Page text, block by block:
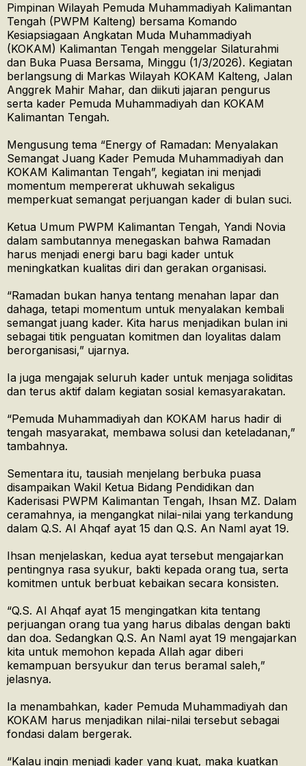
Pimpinan Wilayah Pemuda Muhammadiyah Kalimantan
Tengah (PWPM Kalteng) bersama Komando
Kesiapsiagaan Angkatan Muda Muhammadiyah
(KOKAM) Kalimantan Tengah menggelar Silaturahmi
dan Buka Puasa Bersama, Minggu (1/3/2026). Kegiatan
berlangsung di Markas Wilayah KOKAM Kalteng, Jalan
Anggrek Mahir Mahar, dan diikuti jajaran pengurus
serta kader Pemuda Muhammadiyah dan KOKAM
Kalimantan Tengah.
Mengusung tema “Energy of Ramadan: Menyalakan
Semangat Juang Kader Pemuda Muhammadiyah dan
KOKAM Kalimantan Tengah”, kegiatan ini menjadi
momentum mempererat ukhuwah sekaligus
memperkuat semangat perjuangan kader di bulan suci.
Ketua Umum PWPM Kalimantan Tengah, Yandi Novia
dalam sambutannya menegaskan bahwa Ramadan
harus menjadi energi baru bagi kader untuk
meningkatkan kualitas diri dan gerakan organisasi.
“Ramadan bukan hanya tentang menahan lapar dan
dahaga, tetapi momentum untuk menyalakan kembali
semangat juang kader. Kita harus menjadikan bulan ini
sebagai titik penguatan komitmen dan loyalitas dalam
berorganisasi,” ujarnya.
Ia juga mengajak seluruh kader untuk menjaga soliditas
dan terus aktif dalam kegiatan sosial kemasyarakatan.
“Pemuda Muhammadiyah dan KOKAM harus hadir di
tengah masyarakat, membawa solusi dan keteladanan,”
tambahnya.
Sementara itu, tausiah menjelang berbuka puasa
disampaikan Wakil Ketua Bidang Pendidikan dan
Kaderisasi PWPM Kalimantan Tengah, Ihsan MZ. Dalam
ceramahnya, ia mengangkat nilai-nilai yang terkandung
dalam Q.S. Al Ahqaf ayat 15 dan Q.S. An Naml ayat 19.
Ihsan menjelaskan, kedua ayat tersebut mengajarkan
pentingnya rasa syukur, bakti kepada orang tua, serta
komitmen untuk berbuat kebaikan secara konsisten.
“Q.S. Al Ahqaf ayat 15 mengingatkan kita tentang
perjuangan orang tua yang harus dibalas dengan bakti
dan doa. Sedangkan Q.S. An Naml ayat 19 mengajarkan
kita untuk memohon kepada Allah agar diberi
kemampuan bersyukur dan terus beramal saleh,”
jelasnya.
Ia menambahkan, kader Pemuda Muhammadiyah dan
KOKAM harus menjadikan nilai-nilai tersebut sebagai
fondasi dalam bergerak.
“Kalau ingin menjadi kader yang kuat, maka kuatkan